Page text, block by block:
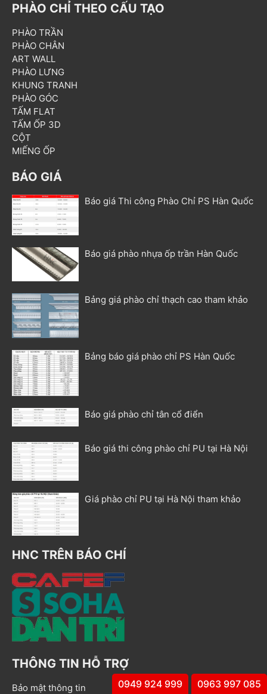
PHÀO CHỈ THEO CẤU TẠO
PHÀO TRẦN
PHÀO CHÂN
ART WALL
PHÀO LƯNG
KHUNG TRANH
PHÀO GÓC
TẤM FLAT
TẤM ỐP 3D
CỘT
MIẾNG ỐP
BÁO GIÁ
Báo giá Thi công Phào Chỉ PS Hàn Quốc
Báo giá phào nhựa ốp trần Hàn Quốc
Bảng giá phào chỉ thạch cao tham khảo
Bảng báo giá phào chỉ PS Hàn Quốc
Báo giá phào chỉ tân cổ điển
Báo giá thi công phào chỉ PU tại Hà Nội
Giá phào chỉ PU tại Hà Nội tham khảo
HNC TRÊN BÁO CHÍ
THÔNG TIN HỖ TRỢ
Bảo mật thông tin 0949 924 999 0963 997 085